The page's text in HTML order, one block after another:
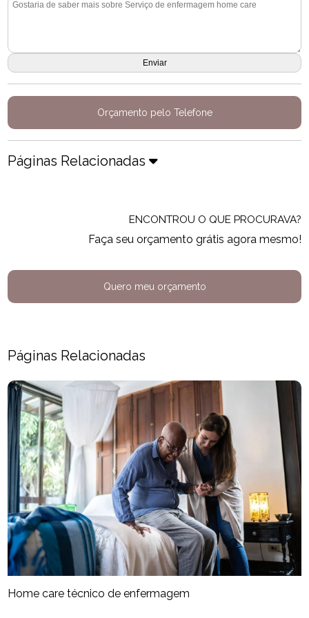
Orçamento pelo Telefone
Páginas Relacionadas
ENCONTROU O QUE PROCURAVA?
Faça seu orçamento grátis agora mesmo!
Quero meu orçamento
Páginas Relacionadas
Home care técnico de enfermagem